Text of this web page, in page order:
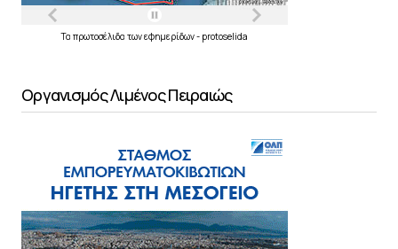
Τα πρωτοσέλιδα τωνεφημερίδων- protoselida
Οργανισμός Λιμένος Πειραιώς